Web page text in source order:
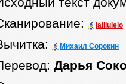
lalilulelo
Михаил Сорокин
Дарья